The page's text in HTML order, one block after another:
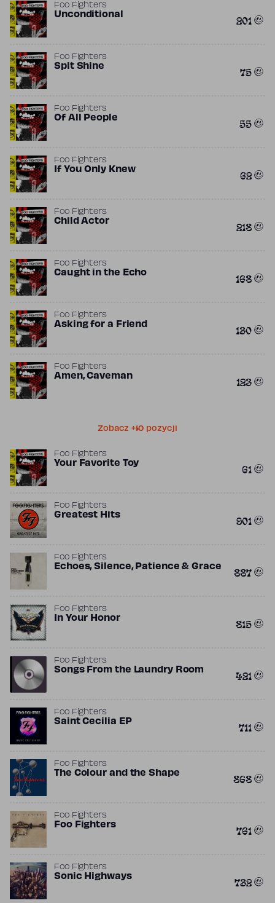
Foo Fighters
Unconditional 201
Foo Fighters
Spit Shine 75
Foo Fighters
Of All People 55
Foo Fighters
If You Only Knew 62
Foo Fighters
Child Actor 218
Foo Fighters
Caught in the Echo 168
Foo Fighters
Asking for a Friend 130
Foo Fighters
Amen, Caveman 123
Zobacz +10 pozycji
Foo Fighters
Your Favorite Toy 61
Foo Fighters
Greatest Hits 901
Foo Fighters
Echoes, Silence, Patience & Grace 887
Foo Fighters
In Your Honor 815
Foo Fighters
Songs From the Laundry Room 421
Foo Fighters
Saint Cecilia EP 711
Foo Fighters
The Colour and the Shape 868
Foo Fighters
Foo Fighters 761
Foo Fighters
Sonic Highways 732